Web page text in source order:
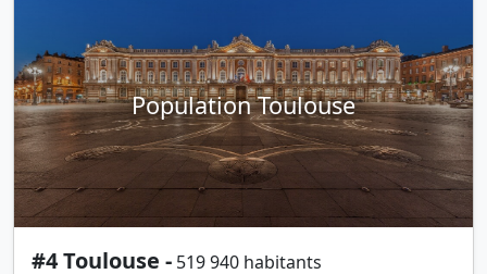
Population Toulouse
#4 Toulouse - 519 940 habitants